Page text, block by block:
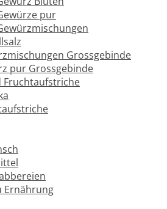
pur
Grossgebinde
pur Grossgebinde
Fruchtaufstriche
Ernährung